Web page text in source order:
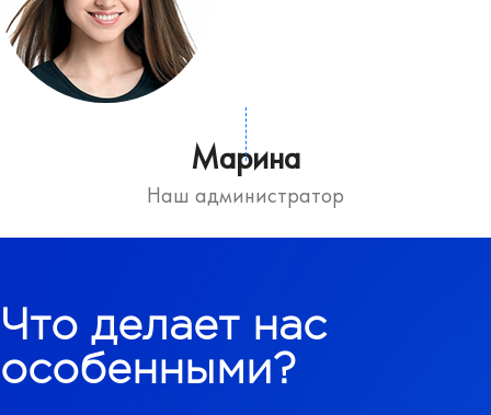
Марина
Наш администратор
Что делает нас
особенными?